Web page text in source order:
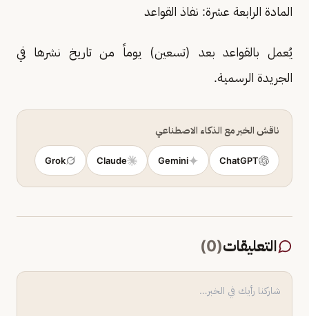
المادة الرابعة عشرة: نفاذ القواعد
يُعمل بالقواعد بعد (تسعين) يوماً من تاريخ نشرها في
الجريدة الرسمية.
ناقش الخبر مع الذكاء الاصطناعي
ChatGPT
Gemini
Claude
Grok
التعليقات(
0
)